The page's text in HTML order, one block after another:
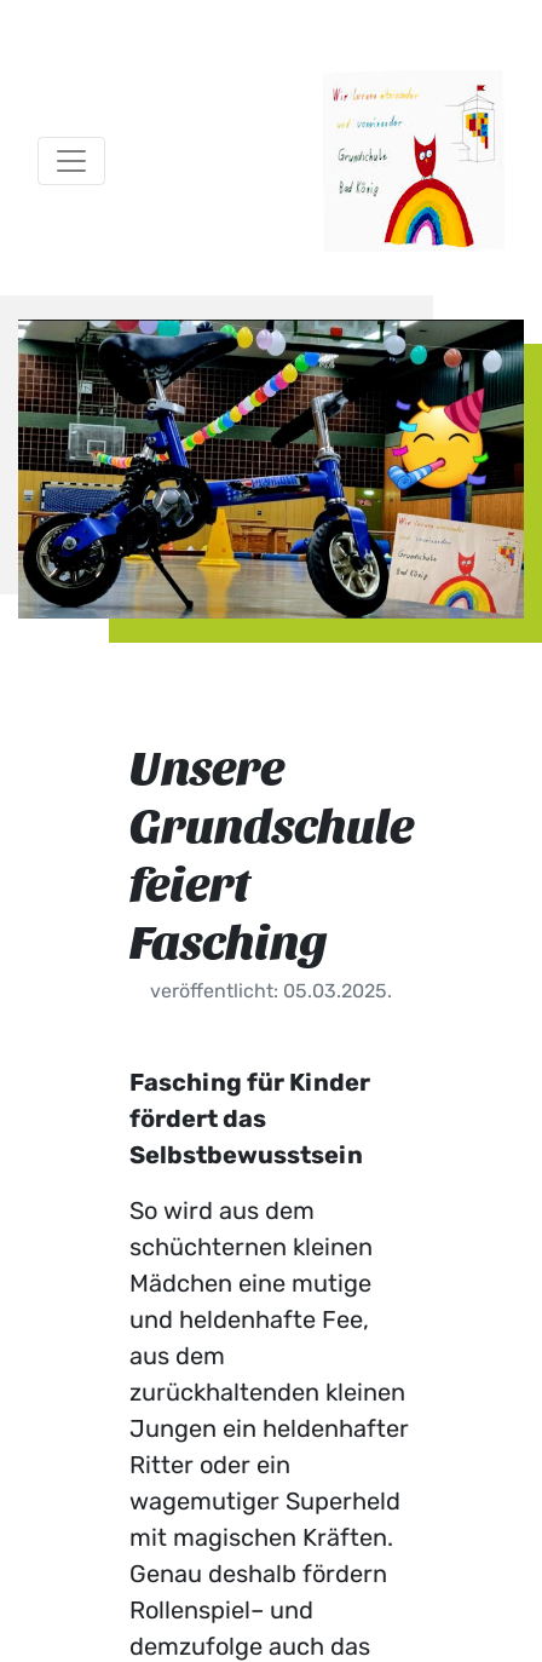
Unsere
Grundschule
feiert
Fasching
veröffentlicht: 05.03.2025.
Fasching für Kinder
fördert das
Selbstbewusstsein
So wird aus dem
schüchternen kleinen
Mädchen eine mutige
und heldenhafte Fee,
aus dem
zurückhaltenden kleinen
Jungen ein heldenhafter
Ritter oder ein
wagemutiger Superheld
mit magischen Kräften.
Genau deshalb fördern
Rollenspiel– und
demzufolge auch das